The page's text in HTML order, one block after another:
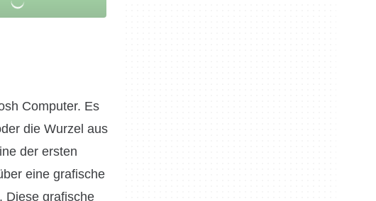
Computer. Es
die Wurzel aus
der ersten
eine grafische
Diese grafische